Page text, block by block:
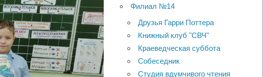
Филиал №14
Друзья Гарри Поттера
Книжный клуб "СВЧ"
Краеведческая суббота
Собеседник
Студия вдумчивого чтения